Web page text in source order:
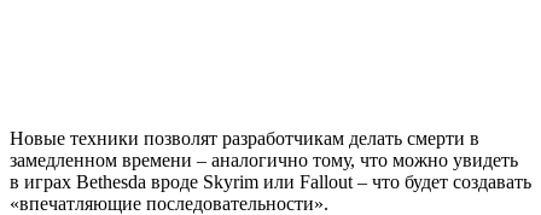
Новые техники позволят разработчикам делать смерти в
замедленном времени – аналогично тому, что можно увидеть
в играх Bethesda вроде Skyrim или Fallout – что будет создавать
«впечатляющие последовательности».